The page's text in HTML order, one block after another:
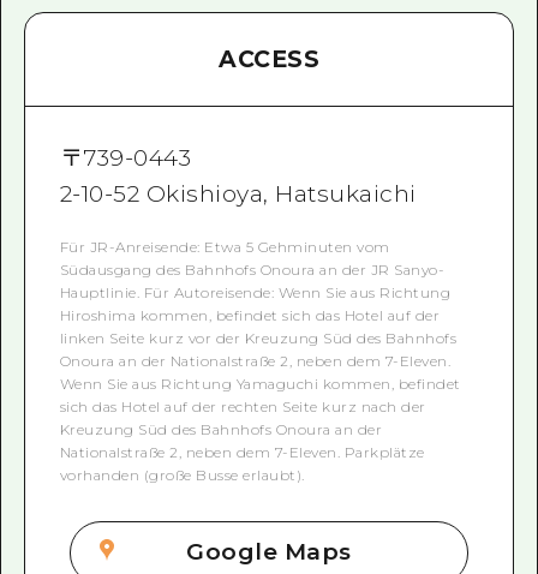
ACCESS
〒739-0443
2-10-52 Okishioya, Hatsukaichi
Für JR-Anreisende: Etwa 5 Gehminuten vom
Südausgang des Bahnhofs Onoura an der JR Sanyo-
Hauptlinie. Für Autoreisende: Wenn Sie aus Richtung
Hiroshima kommen, befindet sich das Hotel auf der
linken Seite kurz vor der Kreuzung Süd des Bahnhofs
Onoura an der Nationalstraße 2, neben dem 7-Eleven.
Wenn Sie aus Richtung Yamaguchi kommen, befindet
sich das Hotel auf der rechten Seite kurz nach der
Kreuzung Süd des Bahnhofs Onoura an der
Nationalstraße 2, neben dem 7-Eleven. Parkplätze
vorhanden (große Busse erlaubt).
Google Maps